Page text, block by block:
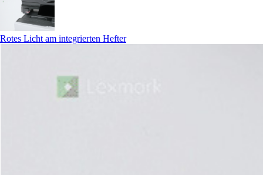
Rotes Licht am integrierten Hefter